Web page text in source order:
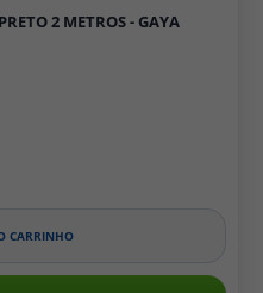
2 METROS - GAYA
CARRINHO